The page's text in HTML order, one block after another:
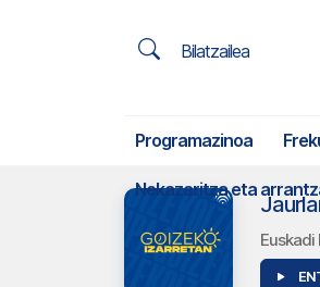
Bilatzailea
Programazinoa
Nekazaritza eta